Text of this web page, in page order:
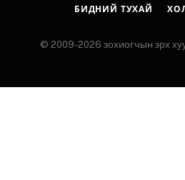
БИДНИЙ ТУХАЙ
© 2009-2026 зохиогчын эрх